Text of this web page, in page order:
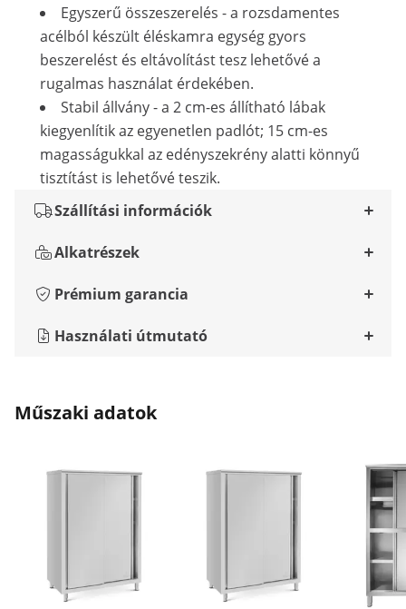
Egyszerű összeszerelés - a rozsdamentes
acélból készült éléskamra egység gyors
beszerelést és eltávolítást tesz lehetővé a
rugalmas használat érdekében.
Stabil állvány - a 2 cm-es állítható lábak
kiegyenlítik az egyenetlen padlót; 15 cm-es
magasságukkal az edényszekrény alatti könnyű
tisztítást is lehetővé teszik.
Szállítási információk
Alkatrészek
Prémium garancia
Használati útmutató
Műszaki adatok